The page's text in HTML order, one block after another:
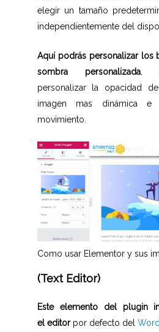
elegir un tamaño
independientemente del
Aquí podrás personalizar los
sombra personalizada,
personalizar la opacidad
imagen mas dinámica e
movimiento.
Como usar Elementor y sus
(Text Editor)
Este elemento del plugin
el editorpor defecto del